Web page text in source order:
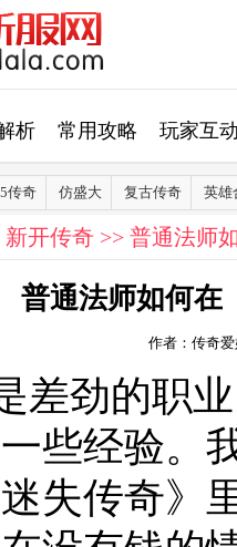
析 常用攻略 玩家互
传奇 仿盛大 复古传奇 英雄
新开传奇 >> 普通法师
普通法师如何在
作者：传奇
差劲的职
些经验。
失传奇》